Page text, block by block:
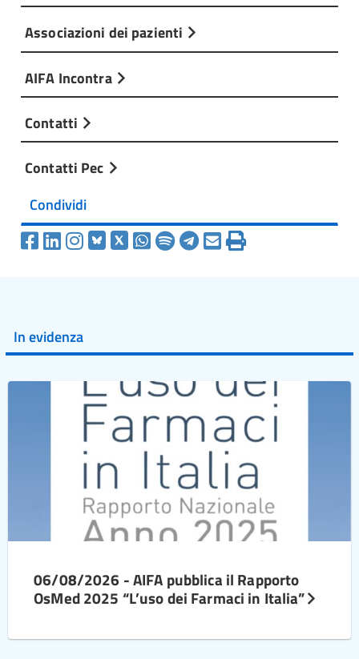
Associazioni dei pazienti
AIFA Incontra
Contatti
Contatti Pec
Condividi
In evidenza
06/08/2026 - AIFA pubblica il Rapporto
OsMed 2025 “L’uso dei Farmaci in Italia”